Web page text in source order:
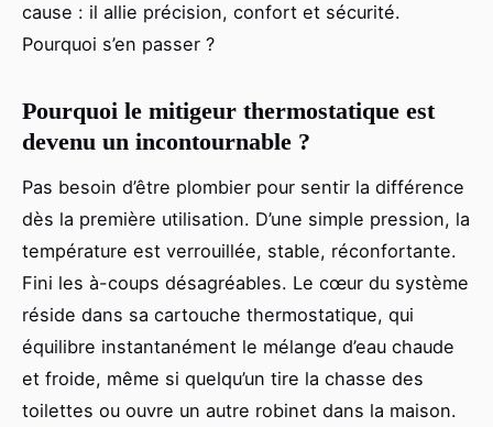
cause : il allie précision, confort et sécurité.
Pourquoi s’en passer ?
Pourquoi le mitigeur thermostatique est
devenu un incontournable ?
Pas besoin d’être plombier pour sentir la différence
dès la première utilisation. D’une simple pression, la
température est verrouillée, stable, réconfortante.
Fini les à-coups désagréables. Le cœur du système
réside dans sa cartouche thermostatique, qui
équilibre instantanément le mélange d’eau chaude
et froide, même si quelqu’un tire la chasse des
toilettes ou ouvre un autre robinet dans la maison.